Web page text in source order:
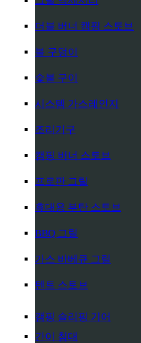
더블 버너 캠핑 스토브
불 구덩이
숯불 구이
시스템 가스레인지
조리기구
캠핑 버너 스토브
프로판 그릴
휴대용 부탄 스토브
BBQ 그릴
가스 바베큐 그릴
텐트 스토브
캠핑 슬리핑 기어
간이 침대